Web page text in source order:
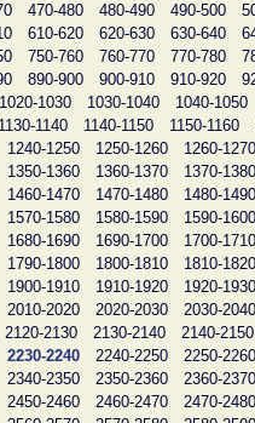
470-480 480-490 490-500
610-620 620-630 630-640
750-760 760-770 770-780
890-900 900-910 910-920
1020-1030 1030-1040 1040-1050
1130-1140 1140-1150 1150-1160
1240-1250 1250-1260 1260-1270
1350-1360 1360-1370 1370-1380
1460-1470 1470-1480 1480-1490
1570-1580 1580-1590 1590-1600
1680-1690 1690-1700 1700-1710
1790-1800 1800-1810 1810-1820
1900-1910 1910-1920 1920-1930
2010-2020 2020-2030 2030-2040
2120-2130 2130-2140 2140-2150
2230-2240 2240-2250 2250-2260
2340-2350 2350-2360 2360-2370
2450-2460 2460-2470 2470-2480